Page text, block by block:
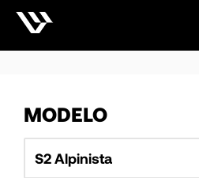
MODELO
S2 Alpinista